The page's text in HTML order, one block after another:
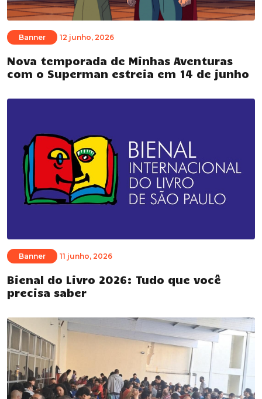
Banner 12 junho, 2026
Nova temporada de Minhas Aventuras
com o Superman estreia em 14 de junho
Banner 11 junho, 2026
Bienal do Livro 2026: Tudo que você
precisa saber